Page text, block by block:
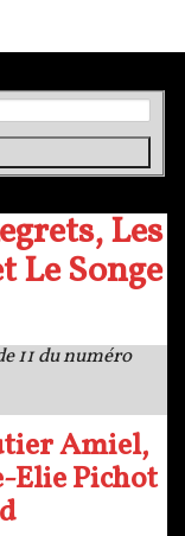
Les
Le Songe
11 du numéro
Amiel,
Elie Pichot